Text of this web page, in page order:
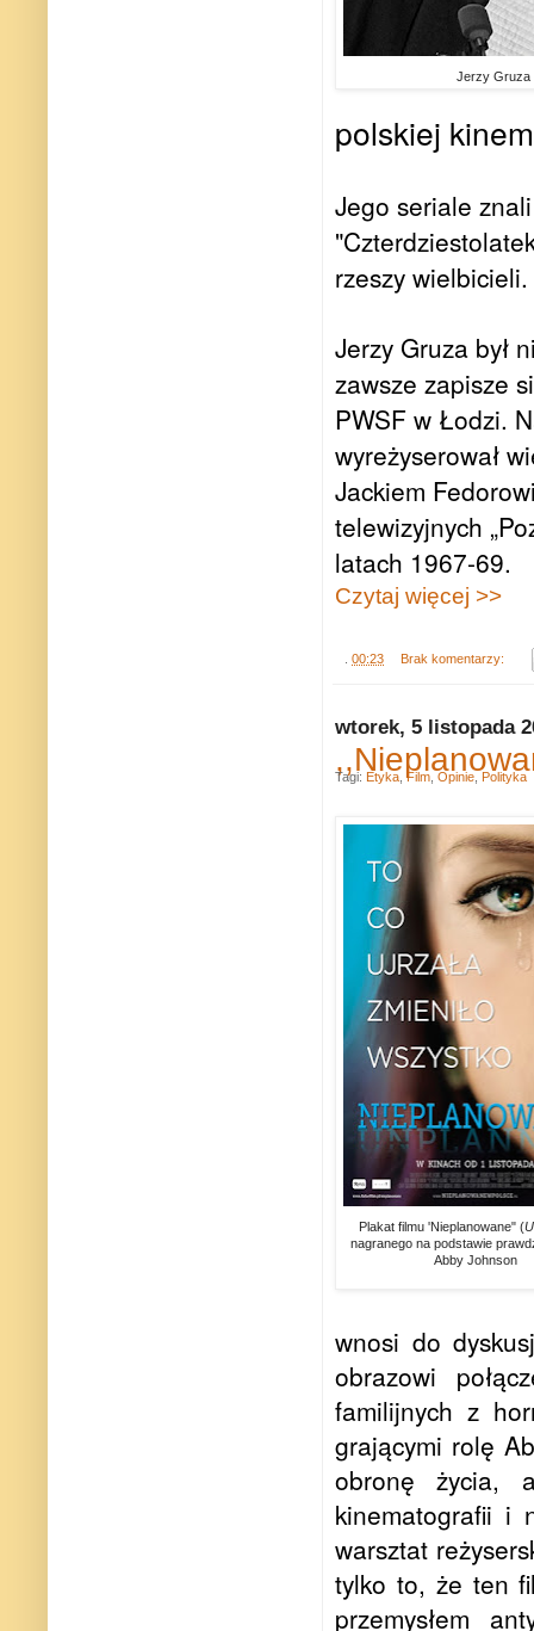
Jerzy Gruza
polskiej
Jego seriale
rzeszy wielbicieli.
Jerzy Gruza był
zawsze zapisze
PWSF w Łodzi.
wyreżyserował
Jackiem
telewizyjnych
latach 1967-69.
Czytaj więcej >>
00:23 Brak komentarzy:
wtorek, 5 listopada
Plakat filmu 'Nieplanowane" (
nagranego na podstawie
Abby Johnson
wnosi do
obrazowi
familijnych z
grającymi rolę
obronę życia,
kinematografii i
warsztat
tylko to, że ten
przemysłem
Tagi: Etyka ,Film Opinie Polityka